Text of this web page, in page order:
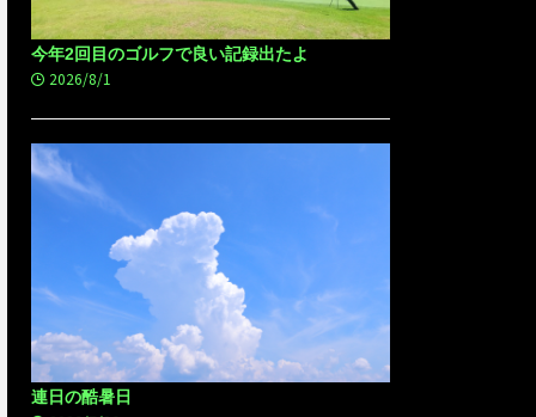
今年2回目のゴルフで良い記録出たよ
2026/8/1
連日の酷暑日